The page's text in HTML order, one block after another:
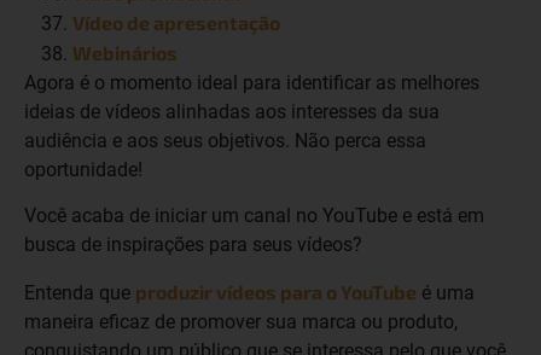
Vídeo de apresentação
Webinários
Agora é o momento ideal para identificar as melhores
ideias de vídeos alinhadas aos interesses da sua
audiência e aos seus objetivos. Não perca essa
oportunidade!
Você acaba de iniciar um canal no YouTube e está em
busca de inspirações para seus vídeos?
Entenda que produzir vídeos para o YouTube é uma
maneira eficaz de promover sua marca ou produto,